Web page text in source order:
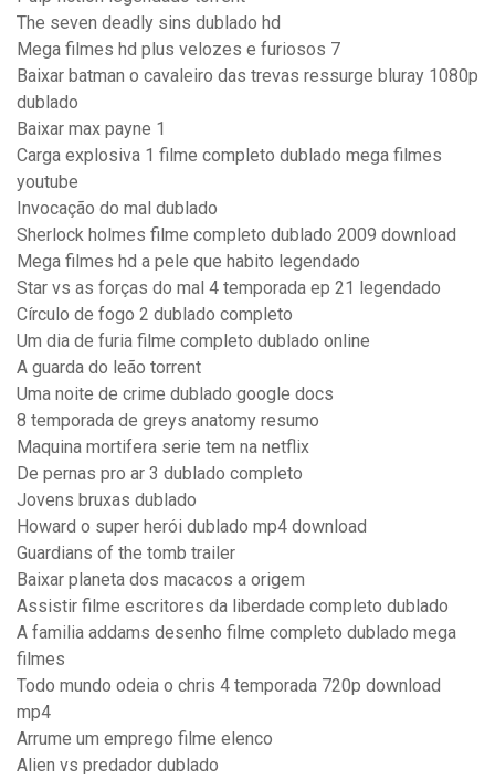
The seven deadly sins dublado hd
Mega filmes hd plus velozes e furiosos 7
Baixar batman o cavaleiro das trevas ressurge bluray 1080p
dublado
Baixar max payne 1
Carga explosiva 1 filme completo dublado mega filmes
youtube
Invocação do mal dublado
Sherlock holmes filme completo dublado 2009 download
Mega filmes hd a pele que habito legendado
Star vs as forças do mal 4 temporada ep 21 legendado
Círculo de fogo 2 dublado completo
Um dia de furia filme completo dublado online
A guarda do leão torrent
Uma noite de crime dublado google docs
8 temporada de greys anatomy resumo
Maquina mortifera serie tem na netflix
De pernas pro ar 3 dublado completo
Jovens bruxas dublado
Howard o super herói dublado mp4 download
Guardians of the tomb trailer
Baixar planeta dos macacos a origem
Assistir filme escritores da liberdade completo dublado
A familia addams desenho filme completo dublado mega
filmes
Todo mundo odeia o chris 4 temporada 720p download
mp4
Arrume um emprego filme elenco
Alien vs predador dublado